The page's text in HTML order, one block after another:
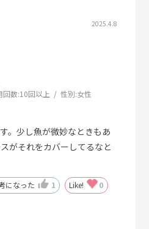
2025.4.8
回数:10回以上 性別:女性
。少し魚が微妙なときもあ
がそれをカバーしてるなと
になった 1 Like! 0